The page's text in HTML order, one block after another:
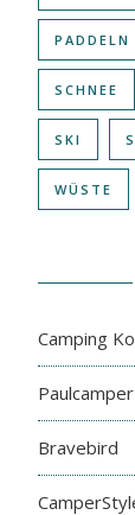
PADDELN
SCHNEE
SKI
WÜSTE
Camping
Paulcamper
Bravebird